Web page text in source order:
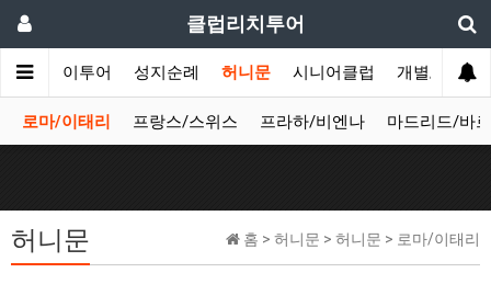
클럽리치투어
어 데이투어 성지순례 허니문 시니어클럽 개별/단체여
로마/이태리 프랑스/스위스 프라하/비엔나 마드리드/바
홈 > 허니문 > 허니문 > 로마/이태리
허니문